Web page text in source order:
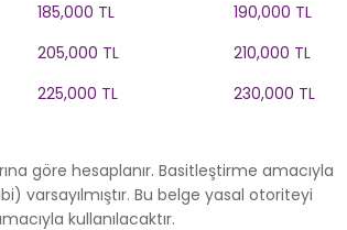
185,000 TL
190,000 TL
205,000 TL
210,000 TL
225,000 TL 230,000 TL
göre hesaplanır. Basitleştirme amacıyla
varsayılmıştır. Bu belge yasal otoriteyi
kullanılacaktır.